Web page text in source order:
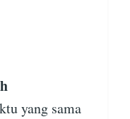
yang sama